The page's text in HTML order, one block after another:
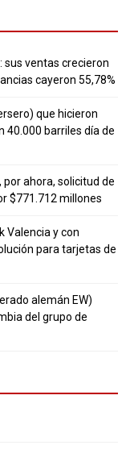
sus ventas crecieron
cayeron 55,78%
que hicieron
40.000 barriles día de
ahora, solicitud de
$771.712 millones
Valencia y con
para tarjetas de
alemán EW)
del grupo de